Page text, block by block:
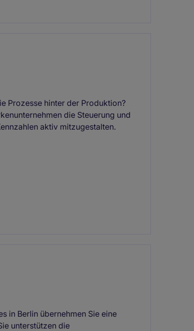
Prozesse hinter der Produktion?
die Steuerung und
aktiv mitzugestalten.
in Berlin übernehmen Sie eine
unterstützen die